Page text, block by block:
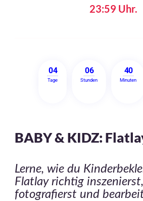
23:59 Uhr.
04
Tage
06
Stunden
40
Minuten
BABY & KIDZ:
Lerne, wie du
Flatlay richtig
fotografierst und